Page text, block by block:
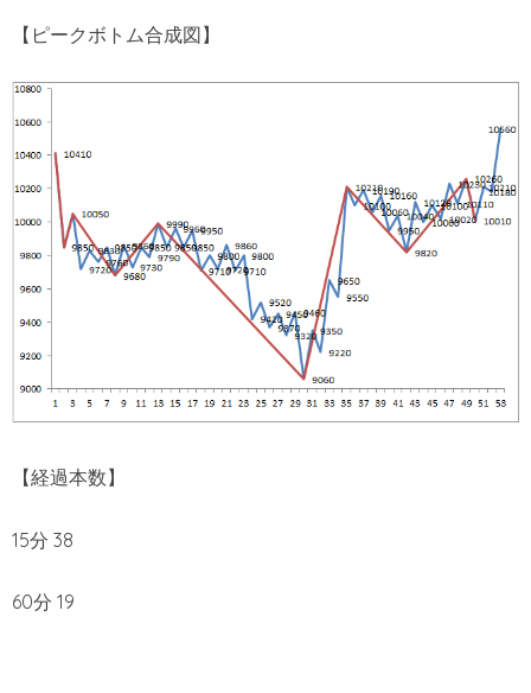
【ピークボトム合成図】
【経過本数】
15分 38
60分 19